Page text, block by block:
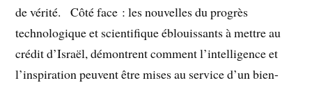
de vérité. Côté face : les nouvelles du progrès
technologique et scientifique éblouissants à mettre au
crédit d’Israël, démontrent comment l’intelligence et
l’inspiration peuvent être mises au service d’un bien-